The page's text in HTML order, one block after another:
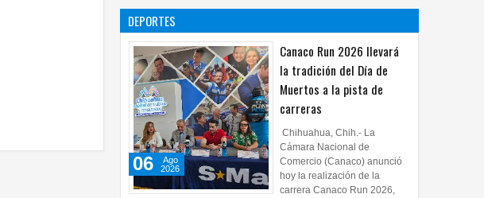
DEPORTES
Canaco Run 2026 llevará
la tradición del Día de
Muertos a la pista de
carreras
06
Ago
2026
Chihuahua, Chih.- La
Cámara Nacional de
Comercio (Canaco) anunció
hoy la realización de la
carrera Canaco Run 2026,